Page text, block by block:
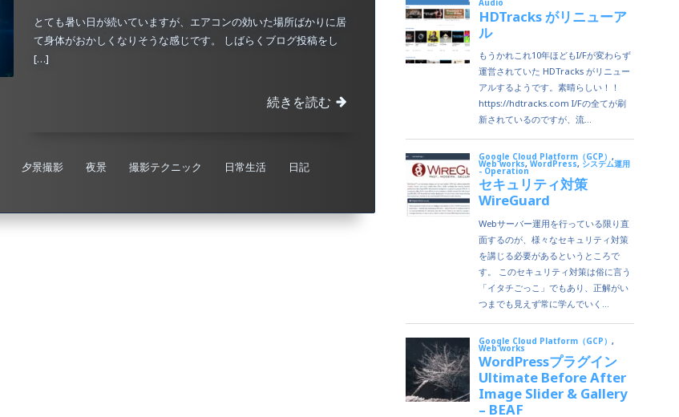
とても暑い日が続いていますが、エアコンの効いた場所ばかりに居
て身体がおかしくなりそうな感じです。 しばらくブログ投稿をし
[…]
続きを読む
夕景撮影 夜景 撮影テクニック 日常生活
日記